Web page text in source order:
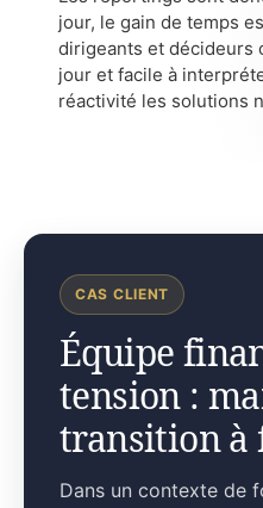
jour, le gain de temps
dirigeants et décideurs
jour et facile à
réactivité les solutions
CAS CLIENT
Équipe
tension :
transition à
Dans un contexte de